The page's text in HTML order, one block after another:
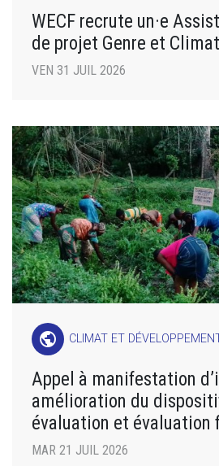
WECF recrute un·e
de projet Genre et
VEN 31 JUIL 2026
public CLIMAT ET
Appel à manifestation
amélioration du
évaluation et évaluation
MAR 21 JUIL 2026